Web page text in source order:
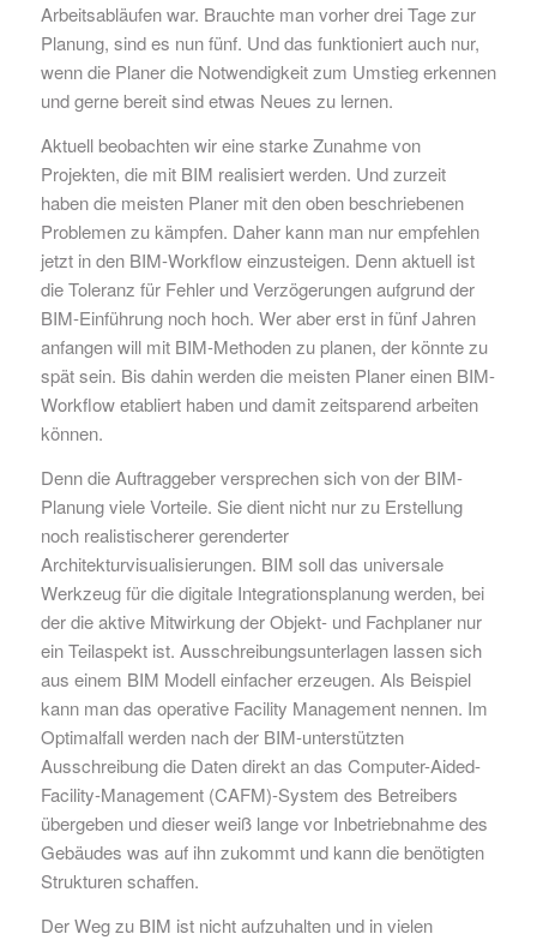
Arbeitsabläufen war. Brauchte man vorher drei Tage zur
Planung, sind es nun fünf. Und das funktioniert auch nur,
wenn die Planer die Notwendigkeit zum Umstieg erkennen
und gerne bereit sind etwas Neues zu lernen.
Aktuell beobachten wir eine starke Zunahme von
Projekten, die mit BIM realisiert werden. Und zurzeit
haben die meisten Planer mit den oben beschriebenen
Problemen zu kämpfen. Daher kann man nur empfehlen
jetzt in den BIM-Workflow einzusteigen. Denn aktuell ist
die Toleranz für Fehler und Verzögerungen aufgrund der
BIM-Einführung noch hoch. Wer aber erst in fünf Jahren
anfangen will mit BIM-Methoden zu planen, der könnte zu
spät sein. Bis dahin werden die meisten Planer einen BIM-
Workflow etabliert haben und damit zeitsparend arbeiten
können.
Denn die Auftraggeber versprechen sich von der BIM-
Planung viele Vorteile. Sie dient nicht nur zu Erstellung
noch realistischerer gerenderter
Architekturvisualisierungen. BIM soll das universale
Werkzeug für die digitale Integrationsplanung werden, bei
der die aktive Mitwirkung der Objekt- und Fachplaner nur
ein Teilaspekt ist. Ausschreibungsunterlagen lassen sich
aus einem BIM Modell einfacher erzeugen. Als Beispiel
kann man das operative Facility Management nennen. Im
Optimalfall werden nach der BIM-unterstützten
Ausschreibung die Daten direkt an das Computer-Aided-
Facility-Management (CAFM)-System des Betreibers
übergeben und dieser weiß lange vor Inbetriebnahme des
Gebäudes was auf ihn zukommt und kann die benötigten
Strukturen schaffen.
Der Weg zu BIM ist nicht aufzuhalten und in vielen